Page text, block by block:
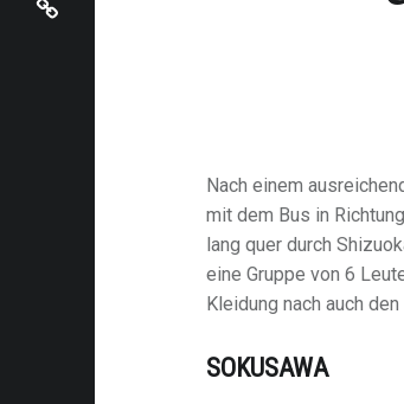
Nach einem
mit dem Bus in
lang quer durch
eine Gruppe von 6
Kleidung nach auch
SOKUSAWA